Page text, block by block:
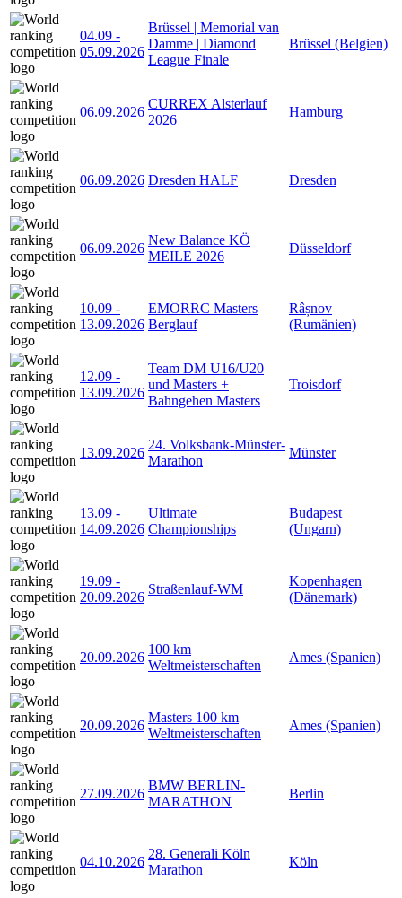
04.09 -
05.09.2026
Brüssel | Memorial van
Damme | Diamond
League Finale
Brüssel (Belgien)
06.09.2026
CURREX Alsterlauf
2026
Hamburg
06.09.2026 Dresden HALF Dresden
06.09.2026
New Balance KÖ
MEILE 2026
Düsseldorf
10.09 -
13.09.2026
EMORRC Masters
Berglauf
Râșnov
(Rumänien)
12.09 -
13.09.2026
Team DM U16/U20
und Masters +
Bahngehen Masters
Troisdorf
13.09.2026
24. Volksbank-Münster-
Marathon
Münster
13.09 -
14.09.2026
Ultimate
Championships
Budapest
(Ungarn)
19.09 -
20.09.2026
Straßenlauf-WM
Kopenhagen
(Dänemark)
20.09.2026
100 km
Weltmeisterschaften
Ames (Spanien)
20.09.2026
Masters 100 km
Weltmeisterschaften
Ames (Spanien)
27.09.2026
BMW BERLIN-
MARATHON
Berlin
04.10.2026
28. Generali Köln
Marathon
Köln